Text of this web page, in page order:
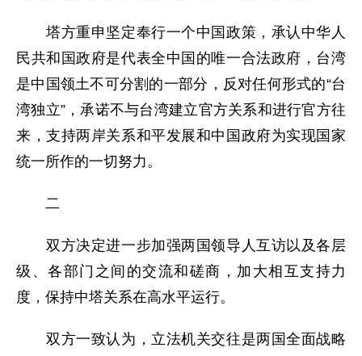
塔方重申坚定奉行一个中国政策，承认中华人
民共和国政府是代表全中国的唯一合法政府，台湾
是中国领土不可分割的一部分，反对任何形式的“台
湾独立”，承诺不与台湾建立官方关系和进行官方往
来，支持两岸关系和平发展和中国政府为实现国家
统一所作的一切努力。
二
双方决定进一步加强两国领导人互访以及各层
级、各部门之间的交流和磋商，加大相互支持力
度，保持中塔关系在高水平运行。
双方一致认为，立法机关交往是两国全面战略